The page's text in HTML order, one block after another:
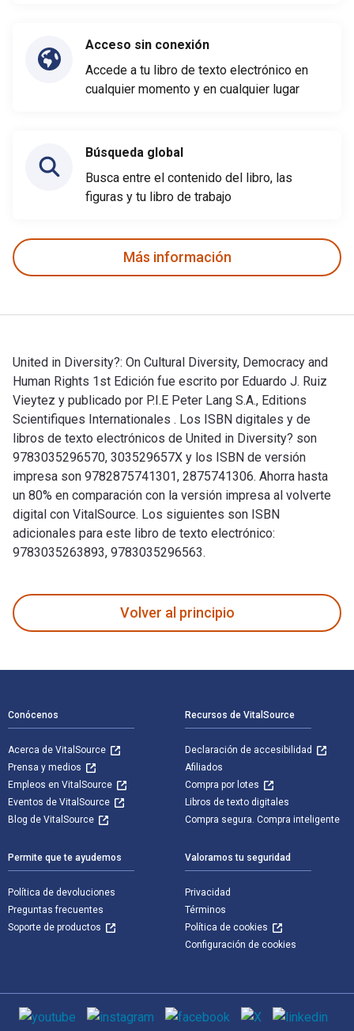
Acceso sin conexión
Accede a tu libro de texto electrónico en
cualquier momento y en cualquier lugar
Búsqueda global
Busca entre el contenido del libro, las
figuras y tu libro de trabajo
Más información
United in Diversity?: On Cultural Diversity, Democracy and
Human Rights 1st Edición fue escrito por Eduardo J. Ruiz
Vieytez y publicado por P.I.E Peter Lang S.A., Editions
Scientifiques Internationales . Los ISBN digitales y de
libros de texto electrónicos de United in Diversity? son
9783035296570, 303529657X y los ISBN de versión
impresa son 9782875741301, 2875741306. Ahorra hasta
un 80% en comparación con la versión impresa al volverte
digital con VitalSource. Los siguientes son ISBN
adicionales para este libro de texto electrónico:
9783035263893, 9783035296563.
Volver al principio
Conócenos
Acerca de VitalSource
Prensa y medios
Empleos en VitalSource
Eventos de VitalSource
Blog de VitalSource
Recursos de VitalSource
Declaración de accesibilidad
Afiliados
Compra por lotes
Libros de texto digitales
Compra segura. Compra inteligente
Permite que te ayudemos
Política de devoluciones
Preguntas frecuentes
Soporte de productos
Valoramos tu seguridad
Privacidad
Términos
Política de cookies
Configuración de cookies
Medios de comunicación social